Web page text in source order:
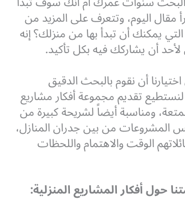
مقال اليوم، وتتعرف على المزيد من
التي يمكنك أن تبدأ بها من منزلك؟ إنه
أن يشاركك فيه بكل تأكيد.
أن نقوم بالبحث الدقيق
لنستطيع تقديم مجموعة أفكار مشاريع
ومناسبة أيضاً لشريحة كبيرة من
المشروعات من بين جدران المنازل،
الوقت والاهتمام واللحظات
حول أفكار المشاريع المنزلية: